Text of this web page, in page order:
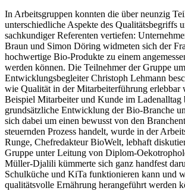
In Arbeitsgruppen konnten die über neunzig
unterschiedliche Aspekte des Qualitätsbegriffs
sachkundiger Referenten vertiefen:
Braun und Simon Döring widmeten sich der
hochwertige Bio-Produkte zu einem
werden können. Die Teilnehmer der Gruppe um
Entwicklungsbegleiter Christoph Lehmann
wie Qualität in der Mitarbeiterführung erlebbar
Beispiel Mitarbeiter und Kunde im Ladenalltag
grundsätzliche Entwicklung der Bio-Branche
sich dabei um einen bewusst von den
steuernden Prozess handelt, wurde in der
Runge, Chefredakteur BioWelt, lebhaft
Gruppe unter Leitung von Diplom-
Müller-Djalili kümmerte sich ganz handfest
Schulküche und KiTa funktionieren kann und
qualitätsvolle Ernährung herangeführt werden